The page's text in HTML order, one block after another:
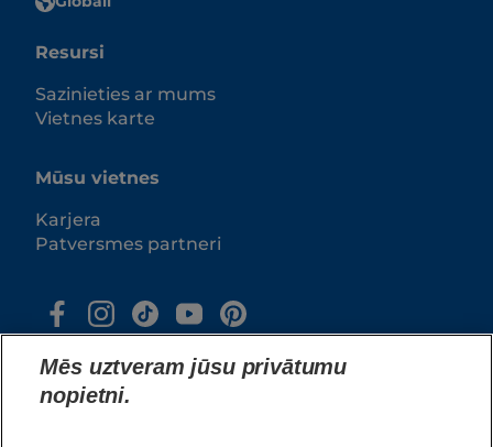
Resursi
Sazinieties ar mums
Vietnes karte
Mūsu vietnes
Karjera
Patversmes partneri
Mēs uztveram jūsu privātumu
nopietni.